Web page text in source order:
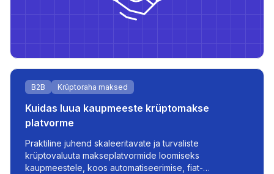
B2B Krüptoraha maksed
Kuidas luua kaupmeeste krüptomakse
platvorme
Praktiline juhend skaleeritavate ja turvaliste
krüptovaluuta makseplatvormide loomiseks
kaupmeestele, koos automatiseerimise, fiat-